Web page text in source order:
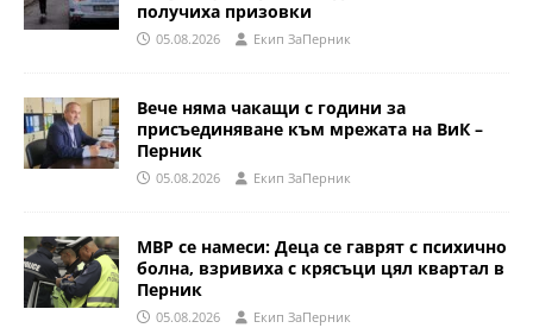
получиха призовки
05.08.2026 Eкип ЗаПерник
Вече няма чакащи с години за
присъединяване към мрежата на ВиК –
Перник
05.08.2026 Eкип ЗаПерник
МВР се намеси: Деца се гаврят с психично
болна, взривиха с крясъци цял квартал в
Перник
05.08.2026 Eкип ЗаПерник